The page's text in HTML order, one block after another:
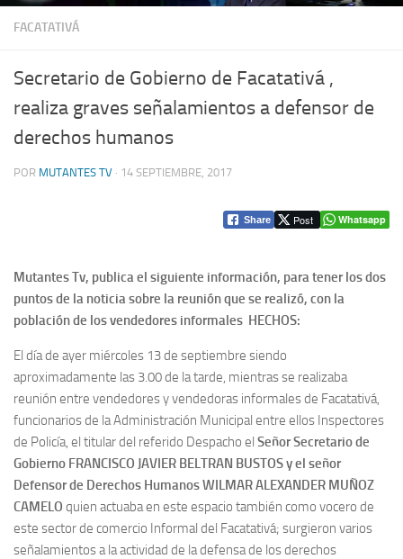
FACATATIVÁ
Secretario de Gobierno de Facatativá ,
realiza graves señalamientos a defensor de
derechos humanos
POR MUTANTES TV · 14 SEPTIEMBRE, 2017
Share Post Whatsapp
Mutantes Tv, publica el siguiente información, para tener los dos
puntos de la noticia sobre la reunión que se realizó, con la
población de los vendedores informales HECHOS:
El día de ayer miércoles 13 de septiembre siendo
aproximadamente las 3.00 de la tarde, mientras se realizaba
reunión entre vendedores y vendedoras informales de Facatativá,
funcionarios de la Administración Municipal entre ellos Inspectores
de Policía, el titular del referido Despacho el Señor Secretario de
Gobierno FRANCISCO JAVIER BELTRAN BUSTOS y el señor
Defensor de Derechos Humanos WILMAR ALEXANDER MUÑOZ
CAMELO quien actuaba en este espacio también como vocero de
este sector de comercio Informal del Facatativá; surgieron varios
señalamientos a la actividad de la defensa de los derechos